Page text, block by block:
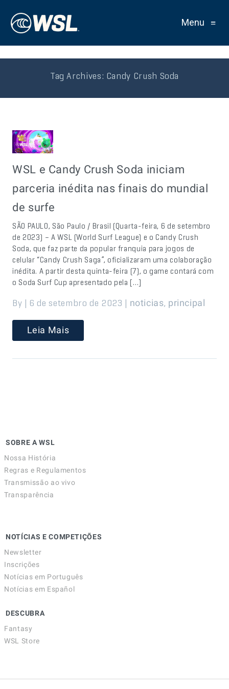
Menu ≡
Tag Archives: Candy Crush Soda
WSL e Candy Crush Soda iniciam
parceria inédita nas finais do mundial
de surfe
SÃO PAULO, São Paulo / Brasil (Quarta-feira, 6 de setembro
de 2023) – A WSL (World Surf League) e o Candy Crush
Soda, que faz parte da popular franquia para jogos de
celular “Candy Crush Saga”, oficializaram uma colaboração
inédita. A partir desta quinta-feira (7), o game contará com
o Soda Surf Cup apresentado pela […]
By | 6 de setembro de 2023 | noticias, principal
Leia Mais
SOBRE A WSL
Nossa História
Regras e Regulamentos
Transmissão ao vivo
Transparência
NOTÍCIAS E COMPETIÇÕES
Newsletter
Inscrições
Notícias em Português
Notícias em Español
DESCUBRA
Fantasy
WSL Store